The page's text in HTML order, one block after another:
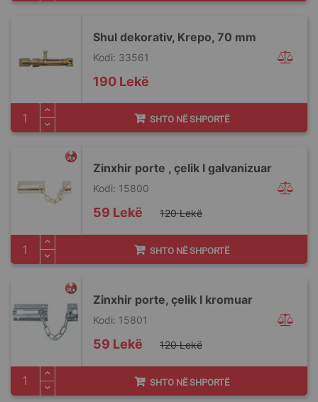
Shul dekorativ, Krepo, 70 mm
Kodi: 33561
190 Lekë
SHTO NË SHPORTË
Zinxhir porte , çelik I galvanizuar
Kodi: 15800
Special
Price
59 Lekë 120 Lekë
SHTO NË SHPORTË
Zinxhir porte, çelik I kromuar
Kodi: 15801
Special
Price
59 Lekë 120 Lekë
SHTO NË SHPORTË